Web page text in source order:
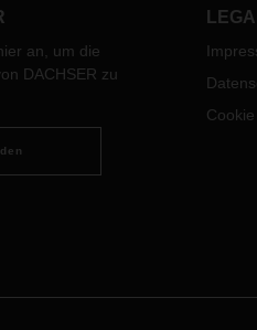
Nach
an, um die
DACHSER zu